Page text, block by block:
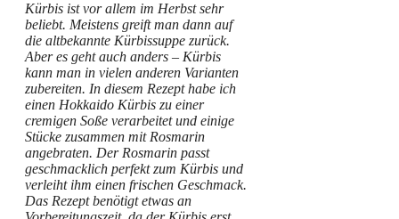
Kürbis ist vor allem im Herbst sehr
beliebt. Meistens greift man dann auf
die altbekannte Kürbissuppe zurück.
Aber es geht auch anders – Kürbis
kann man in vielen anderen Varianten
zubereiten. In diesem Rezept habe ich
einen Hokkaido Kürbis zu einer
cremigen Soße verarbeitet und einige
Stücke zusammen mit Rosmarin
angebraten. Der Rosmarin passt
geschmacklich perfekt zum Kürbis und
verleiht ihm einen frischen Geschmack.
Das Rezept benötigt etwas an